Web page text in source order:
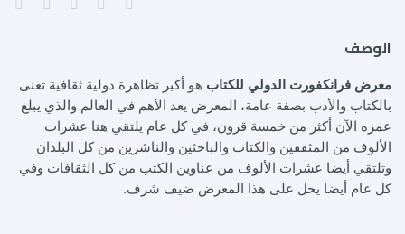
الوصف
معرض فرانكفورت الدولي للكتاب هو أكبر تظاهرة دولية ثقافية تعنى
بالكتاب والأدب بصفة عامة، المعرض يعد الأهم في العالم والذي يبلغ
عمره الآن أكثر من خمسة قرون، في كل عام يلتقي هنا عشرات
الألوف من المثقفين والكتاب والباحثين والناشرين من كل البلدان
وتلتقي أيضا عشرات الألوف من عناوين الكتب من كل الثقافات وفي
كل عام أيضا يحل على هذا المعرض ضيف شرف.